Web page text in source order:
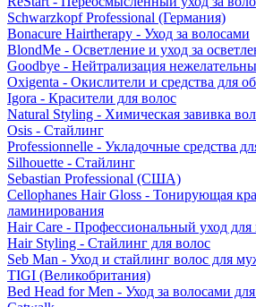
Schwarzkopf Professional (Германия)
Bonacure Hairtherapy - Уход за волосами
BlondMe - Осветление и уход за
Goodbye - Нейтрализация
Oxigenta - Окислители и средства для
Igora - Красители для волос
Natural Styling - Химическая завивка
Osis - Стайлинг
Professionnelle - Укладочные средства
Silhouette - Стайлинг
Sebastian Professional (США)
Cellophanes Hair Gloss - Тонирующая
ламинирования
Hair Care - Профессиональный уход для
Hair Styling - Стайлинг для волос
Seb Man - Уход и стайлинг волос для
TIGI (Великобритания)
Bed Head for Men - Уход за волосами